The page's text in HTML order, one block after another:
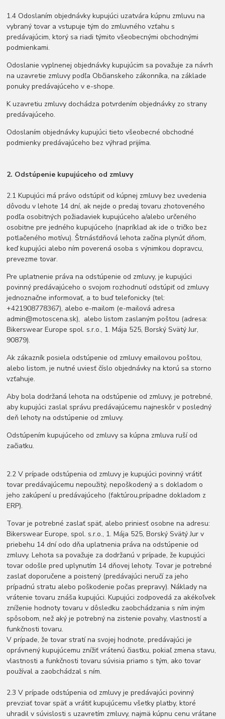
1.4 Odoslaním objednávky kupujúci uzatvára kúpnu zmluvu na
vybraný tovar a vstupuje tým do zmluvného vzťahu s
predávajúcim, ktorý sa riadi týmito všeobecnými obchodnými
podmienkami.
Odoslanie vyplnenej objednávky kupujúcim sa považuje za návrh
na uzavretie zmluvy podľa Občianskeho zákonníka, na základe
ponuky predávajúceho v e-shope.
K uzavretiu zmluvy dochádza potvrdením objednávky zo strany
predávajúceho.
Odoslaním objednávky kupujúci tieto všeobecné obchodné
podmienky predávajúceho bez výhrad prijíma.
2. Odstúpenie kupujúceho od zmluvy
2.1 Kupujúci má právo odstúpiť od kúpnej zmluvy bez uvedenia
dôvodu v lehote 14 dní, ak nejde o predaj tovaru zhotoveného
podľa osobitných požiadaviek kupujúceho a/alebo určeného
osobitne pre jedného kupujúceho (napríklad ak ide o tričko bez
potlačeného motívu). Štrnásťdňová lehota začína plynúť dňom,
keď kupujúci alebo ním poverená osoba s výnimkou dopravcu,
prevezme tovar.
Pre uplatnenie práva na odstúpenie od zmluvy, je kupujúci
povinný predávajúceho o svojom rozhodnutí odstúpiť od zmluvy
jednoznačne informovať, a to buď telefonicky (tel:
+421908778367), alebo e-mailom (e-mailová adresa
admin@motoscena.sk), alebo listom zaslaným poštou (adresa:
Bikerswear Europe spol. s.r.o., 1. Mája 525, Borský Svätý Jur,
90879).
Ak zákazník posiela odstúpenie od zmluvy emailovou poštou,
alebo listom, je nutné uviesť číslo objednávky na ktorú sa storno
vzťahuje.
Aby bola dodržaná lehota na odstúpenie od zmluvy, je potrebné,
aby kupujúci zaslal správu predávajúcemu najneskôr v posledný
deň lehoty na odstúpenie od zmluvy.
Odstúpením kupujúceho od zmluvy sa kúpna zmluva ruší od
začiatku.
2.2 V prípade odstúpenia od zmluvy je kupujúci povinný vrátiť
tovar predávajúcemu nepoužitý, nepoškodený a s dokladom o
jeho zakúpení u predávajúceho (faktúrou,prípadne dokladom z
ERP).
Tovar je potrebné zaslať späť, alebo priniesť osobne na adresu:
Bikerswear Europe, spol. s.r.o., 1. Mája 525, Borský Svätý Jur v
priebehu 14 dní odo dňa uplatnenia práva na odstúpenie od
zmluvy. Lehota sa považuje za dodržanú v prípade, že kupujúci
tovar odošle pred uplynutím 14 dňovej lehoty. Tovar je potrebné
zaslať doporučene a poistený (predávajúci neručí za jeho
prípadnú stratu alebo poškodenie počas prepravy). Náklady na
vrátenie tovaru znáša kupujúci. Kupujúci zodpovedá za akékoľvek
zníženie hodnoty tovaru v dôsledku zaobchádzania s ním iným
spôsobom, než aký je potrebný na zistenie povahy, vlastností a
funkčnosti tovaru.
V prípade, že tovar stratí na svojej hodnote, predávajúci je
oprávnený kupujúcemu znížiť vrátenú čiastku, pokiaľ zmena stavu,
vlastnosti a funkčnosti tovaru súvisia priamo s tým, ako tovar
používal a zaobchádzal s ním.
2.3 V prípade odstúpenia od zmluvy je predávajúci povinný
prevziať tovar späť a vrátiť kupujúcemu všetky platby, ktoré
uhradil v súvislosti s uzavretím zmluvy, najmä kúpnu cenu vrátane